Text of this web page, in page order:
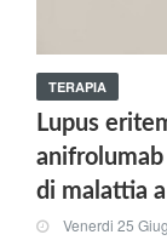
TERAPIA
Lupus
di malattia
Venerdi 25